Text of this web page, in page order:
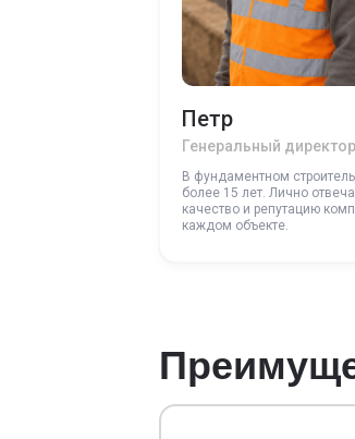
Петр
Генеральный директор
В фундаментном
более 15 лет. Лично
качество и репутацию
каждом объекте.